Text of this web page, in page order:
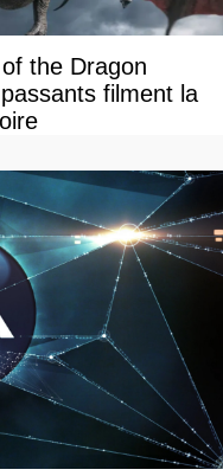
the Dragon
filment la